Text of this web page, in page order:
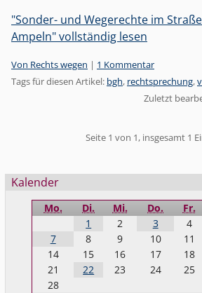
"Sonder- und Wegerechte im
Ampeln" vollständig lesen
Kategorien:
Von Rechts wegen | 1 Kommentar
Tags für diesen Artikel: bgh, rechtsprechung,
Zuletzt
Seite 1 von 1, insgesamt 1
Seitenleiste
Kalender
Mo. Di. Mi. Do. Fr.
1 2 3 4
7
8 9 10 11
14
15 16 17 18
21
22 23 24 25
28